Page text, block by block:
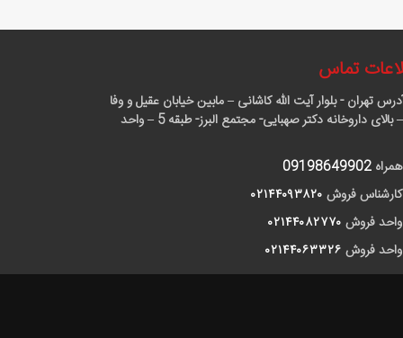
تماس
تهران - بلوار آیت الله کاشانی – مابین خیابان عقیل و وفا
آذر – بالای داروخانه دکتر صهبایی- مجتمع البرز- طبقه 5 – واحد
همراه 09198649902
کارشناس فروش ٠٢١۴۴٠٩٣٨٢٠
واحد فروش ٠٢١۴۴٠٨٢٧٧٠
واحد فروش ٠٢١۴۴٠۶٣٣٢۶